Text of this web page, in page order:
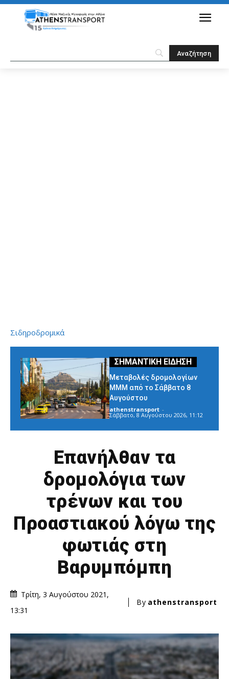
Σιδηροδρομικά
Μεταβολές δρομολογίων
ΜΜΜ από το Σάββατο 8
Αυγούστου
athenstransport -
Σάββατο, 8 Αυγούστου 2026, 11:12
Επανήλθαν τα
δρομολόγια των
τρένων και του
Προαστιακού λόγω της
φωτιάς στη
Βαρυμπόμπη
Τρίτη, 3 Αυγούστου 2021,
13:31
By athenstransport